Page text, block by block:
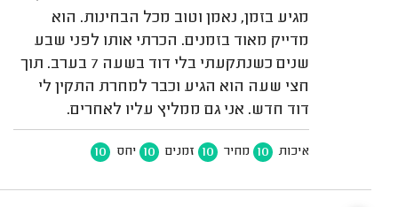
מגיע בזמן, נאמן וטוב מכל הבחינות. הוא
מדייק מאוד בזמנים. הכרתי אותו לפני שבע
שנים כשנתקעתי בלי דוד בשעה 7 בערב. תוך
חצי שעה הוא הגיע וכבר למחרת התקין לי
דוד חדש. אני גם ממליץ עליו לאחרים.
איכות 10 מחיר 10 זמנים 10 יחס 10